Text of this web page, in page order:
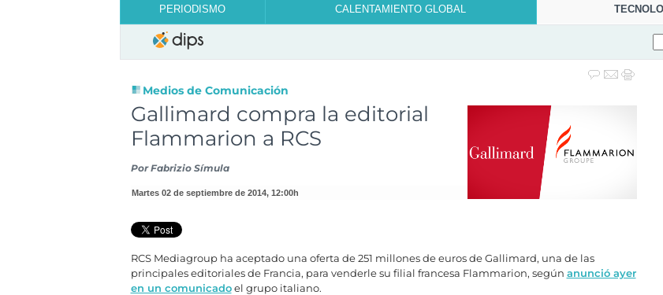
PERIODISMO CALENTAMIENTO GLOBAL
Medios de Comunicación
Gallimard compra la editorial
Flammarion a RCS
PorFabrizio Símula
martes 02 de septiembre de 2014, 12:00h
RCS Mediagroup ha aceptado una oferta de 251 millones de euros de Gallimard, una de las
principales editoriales de Francia, para venderle su filial francesa Flammarion, según anunció ayer
en un comunicadoel grupo italiano.